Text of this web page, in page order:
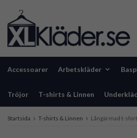
Accessoarer Arbetskläder
Tröjor T-shirts & Linnen
Startsida T-shirts & Linnen Långärmad t-